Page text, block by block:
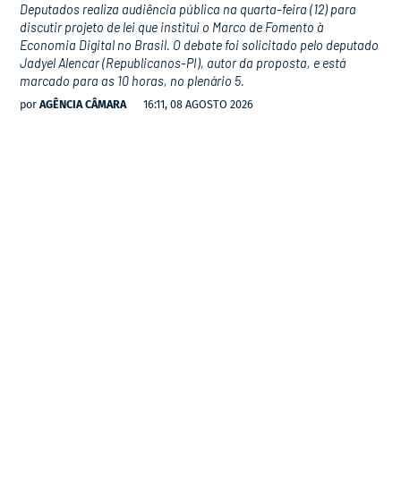
Deputados realiza audiência pública na quarta-feira (12) para
discutir projeto de lei que institui o Marco de Fomento à
Economia Digital no Brasil. O debate foi solicitado pelo deputado
Jadyel Alencar (Republicanos-PI), autor da proposta, e está
marcado para as 10 horas, no plenário 5.
por AGÊNCIA CÂMARA 16:11, 08 AGOSTO 2026